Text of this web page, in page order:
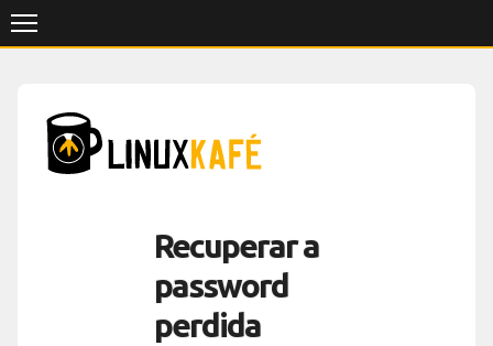
Skip
Recuperar a
password
perdida